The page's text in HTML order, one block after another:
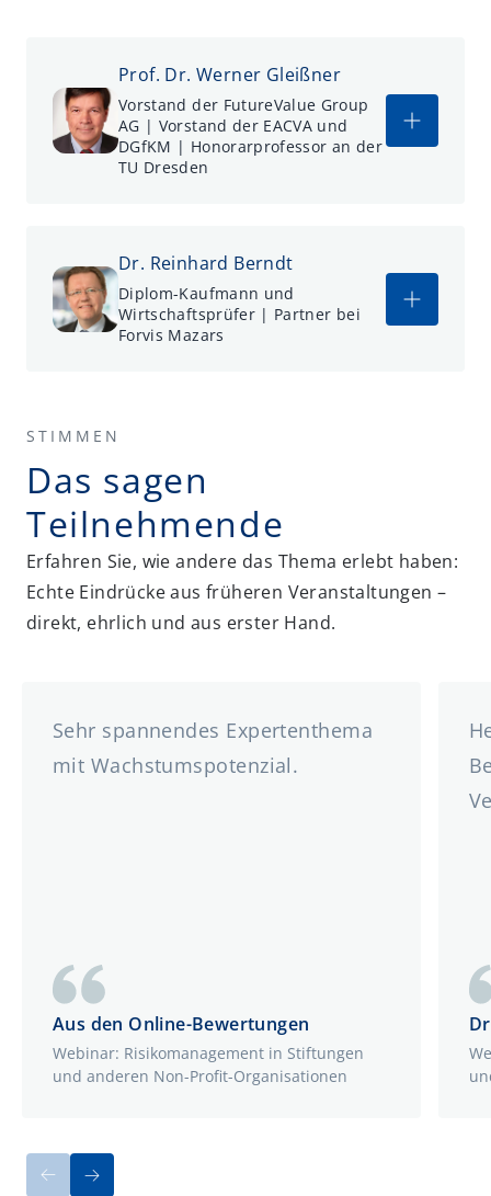
Prof. Dr. Werner Gleißner
Vorstand der FutureValue Group
AG | Vorstand der EACVA und
DGfKM | Honorarprofessor an der
TU Dresden
Dr. Reinhard Berndt
Diplom-Kaufmann und
Wirtschaftsprüfer | Partner bei
Forvis Mazars
STIMMEN
Das sagen
Teilnehmende
Erfahren Sie, wie andere das Thema erlebt haben:
Echte Eindrücke aus früheren Veranstaltungen –
direkt, ehrlich und aus erster Hand.
Sehr spannendes Expertenthema
mit Wachstumspotenzial.
Aus den Online-Bewertungen
Webinar: Risikomanagement in Stiftungen
und anderen Non-Profit-Organisationen